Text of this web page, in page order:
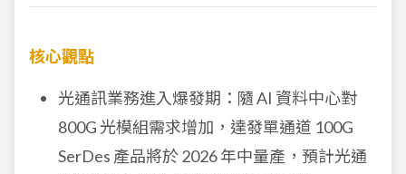
核心觀點
光通訊業務進入爆發期：隨 AI 資料中心對
800G 光模組需求增加，達發單通道 100G
SerDes 產品將於 2026 年中量產，預計光通